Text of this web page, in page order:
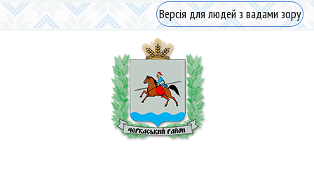
Версія для людей з вадами зору